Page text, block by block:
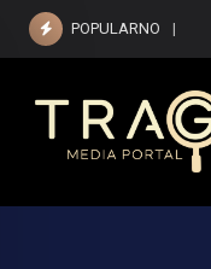
Skip
POPULARNO